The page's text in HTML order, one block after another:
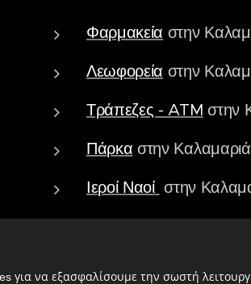
Φαρμακεία στην
Λεωφορεία στην
Τράπεζες - ATM στην
Πάρκα στην Καλαμαριά
Ιεροί Ναοί στην
για να εξασφαλίσουμε την σωστή